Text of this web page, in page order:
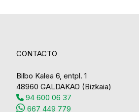
CONTACTO
Bilbo Kalea 6, entpl. 1
48960 GALDAKAO (Bizkaia)
94 600 06 37
667 449 779